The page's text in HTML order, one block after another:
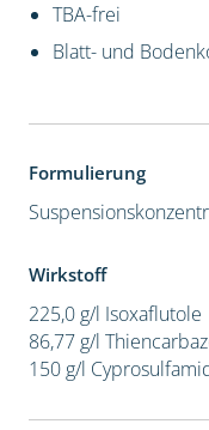
TBA-frei
Blatt- und
Formulierung
Wirkstoff
225,0 g/l Isoxaflutole
86,77 g/l
150 g/l